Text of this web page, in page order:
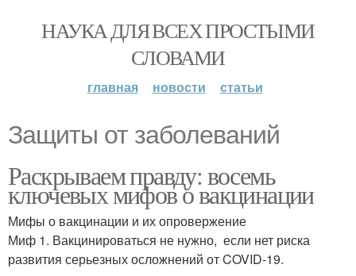
НАУКА ДЛЯ ВСЕХ ПРОСТЫМИ
СЛОВАМИ
главная новости статьи
Защиты от заболеваний
Раскрываем правду: восемь
ключевых мифов о вакцинации
Мифы о вакцинации и их опровержение
Миф 1. Вакцинироваться не нужно, если нет риска
развития серьезных осложнений от COVID-19.